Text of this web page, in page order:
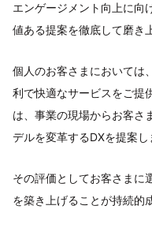
エンゲージメント向上に向
値ある提案を徹底して磨き
個人のお客さまにおいては
利で快適なサービスをご提
は、事業の現場からお客さ
デルを変革するDXを提案し
その評価としてお客さまに
を築き上げることが持続的